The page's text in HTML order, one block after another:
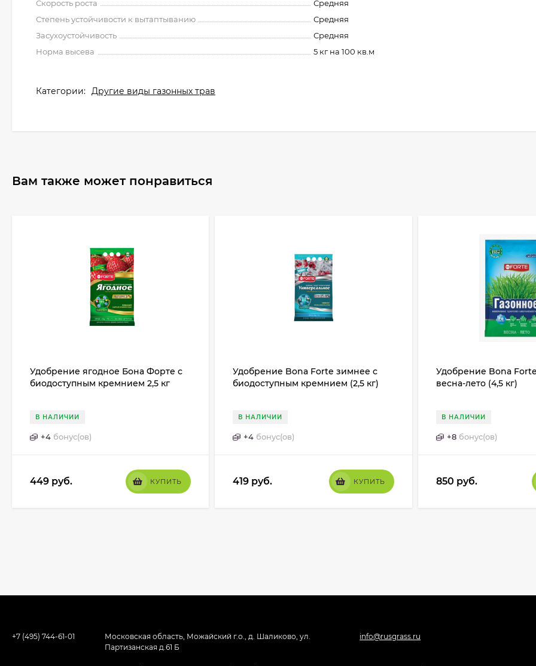
Скорость роста
Средняя
Степень устойчивости к вытаптыванию
Средняя
Засухоустойчивость
Средняя
Норма высева
5 кг на 100 кв.м
Категории: Другие виды газонных трав
Вам также может понравиться
Удобрение ягодное Бона Форте с
биодоступным кремнием 2,5 кг
В НАЛИЧИИ
+4 бонус(ов)
449 руб. КУПИТЬ
Удобрение Bona Forte зимнее с
биодоступным кремнием (2,5 кг)
В НАЛИЧИИ
+4 бонус(ов)
419 руб. КУПИТЬ
Удобрение Bona
весна-лето (4,5 кг)
В НАЛИЧИИ
+8 бонус(ов)
850 руб.
+7 (495) 744-61-01
Московская область, Можайский г.о., д. Шаликово, ул.
Партизанская д.61 Б
info@rusgrass.ru